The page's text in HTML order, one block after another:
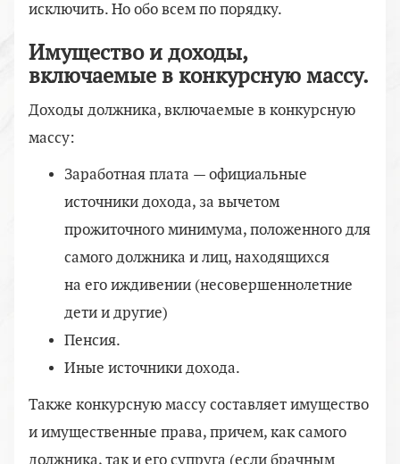
исключить. Но обо всем по порядку.
Имущество и доходы,
включаемые в конкурсную массу.
Доходы должника, включаемые в конкурсную
массу:
Заработная плата — официальные
источники дохода, за вычетом
прожиточного минимума, положенного для
самого должника и лиц, находящихся
на его иждивении (несовершеннолетние
дети и другие)
Пенсия.
Иные источники дохода.
Также конкурсную массу составляет имущество
и имущественные права, причем, как самого
должника, так и его супруга (если брачным